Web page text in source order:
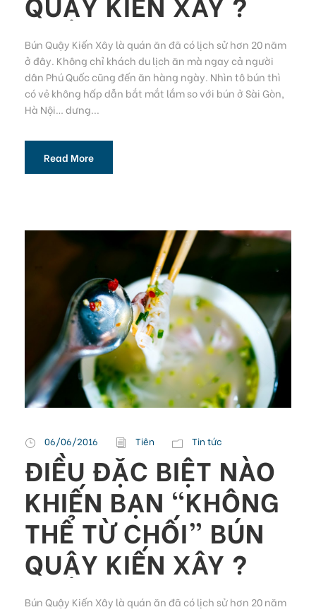
Bún Quậy Kiến Xây là quán ăn đã có lịch sử hơn 20 năm
ở đây. Không chỉ khách du lịch ăn mà ngay cả người
dân Phú Quốc cũng đến ăn hàng ngày. Nhìn tô bún thì
có vẻ không hấp dẫn bắt mắt lắm so với bún ở Sài Gòn,
Hà Nội… dưng...
Read More
06/06/2016 Tiên Tin tức
ĐIỀU ĐẶC BIỆT NÀO
KHIẾN BẠN “KHÔNG
THỂ TỪ CHỐI” BÚN
QUẬY KIẾN XÂY ?
Bún Quậy Kiến Xây là quán ăn đã có lịch sử hơn 20 năm